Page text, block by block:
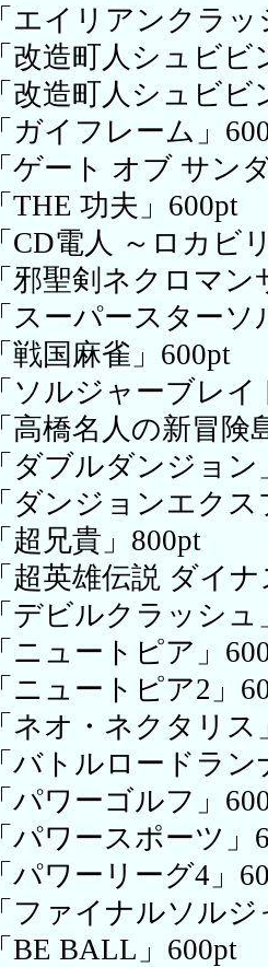
エイリアンクラ
改造町人シュビ
改造町人シュビ
ガイフレーム」
ゲート オブ サン
THE 功夫」600pt
CD電人 ～ロカビ
邪聖剣ネクロマン
スーパースター
戦国麻雀」600pt
ソルジャーブレイ
高橋名人の新冒険
ダブルダンジョン
ダンジョンエク
超兄貴」800pt
超英雄伝説 ダイ
デビルクラッシュ
ニュートピア」
ニュートピア2」
ネオ・ネクタリス
バトルロードラ
パワーゴルフ」
パワースポーツ」
パワーリーグ4」
ファイナルソル
BE BALL」600pt